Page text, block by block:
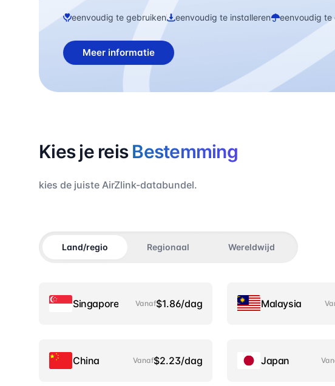
eenvoudig te gebruiken eenvoudig te installeren eenvoudig te
Meer informatie
Kies je reisBestemming
kies de juiste AirZlink-databundel.
Land/regio Regionaal Wereldwijd
Singapore Vanaf$1.86/dag Malaysia
China Vanaf$2.23/dag Japan